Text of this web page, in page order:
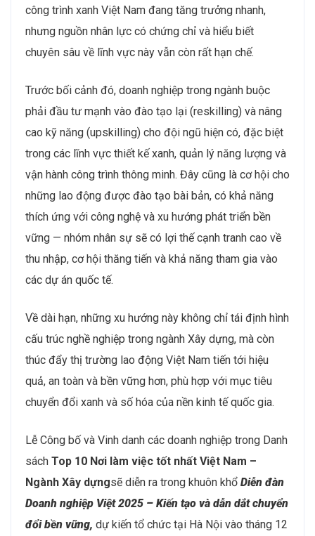
công trình xanh Việt Nam đang tăng trưởng nhanh,
nhưng nguồn nhân lực có chứng chỉ và hiểu biết
chuyên sâu về lĩnh vực này vẫn còn rất hạn chế.
Trước bối cảnh đó, doanh nghiệp trong ngành buộc
phải đầu tư mạnh vào đào tạo lại (reskilling) và nâng
cao kỹ năng (upskilling) cho đội ngũ hiện có, đặc biệt
trong các lĩnh vực thiết kế xanh, quản lý năng lượng và
vận hành công trình thông minh. Đây cũng là cơ hội cho
những lao động được đào tạo bài bản, có khả năng
thích ứng với công nghệ và xu hướng phát triển bền
vững — nhóm nhân sự sẽ có lợi thế cạnh tranh cao về
thu nhập, cơ hội thăng tiến và khả năng tham gia vào
các dự án quốc tế.
Về dài hạn, những xu hướng này không chỉ tái định hình
cấu trúc nghề nghiệp trong ngành Xây dựng, mà còn
thúc đẩy thị trường lao động Việt Nam tiến tới hiệu
quả, an toàn và bền vững hơn, phù hợp với mục tiêu
chuyển đổi xanh và số hóa của nền kinh tế quốc gia.
Lễ Công bố và Vinh danh các doanh nghiệp trong Danh
sách Top 10 Nơi làm việc tốt nhất Việt Nam –
Ngành Xây dựngsẽ diễn ra trong khuôn khổ Diễn đàn
Doanh nghiệp Việt 2025 – Kiến tạo và dẫn dắt chuyển
đổi bền vững, dự kiến tổ chức tại Hà Nội vào tháng 12